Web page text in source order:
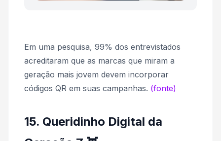
Em uma pesquisa, 99% dos entrevistados
acreditaram que as marcas que miram a
geração mais jovem devem incorporar
códigos QR em suas campanhas. (fonte)
15. Queridinho Digital da